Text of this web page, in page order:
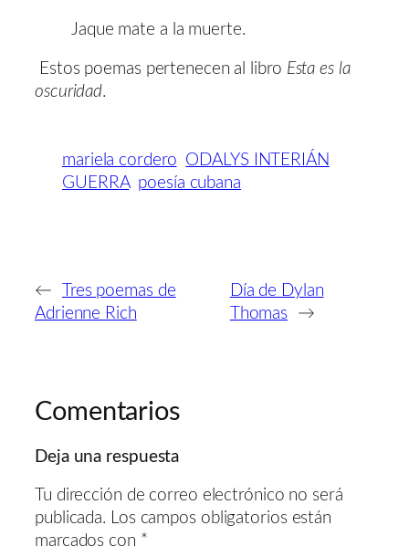
Jaque mate a la muerte.
Estos poemas pertenecen al libro Esta es la
oscuridad.
mariela cordero ODALYS INTERIÁN
GUERRA poesía cubana
←
Tres poemas de
Adrienne Rich
Día de Dylan
Thomas
→
Comentarios
Deja una respuesta
Tu dirección de correo electrónico no será
publicada. Los campos obligatorios están
marcados con *